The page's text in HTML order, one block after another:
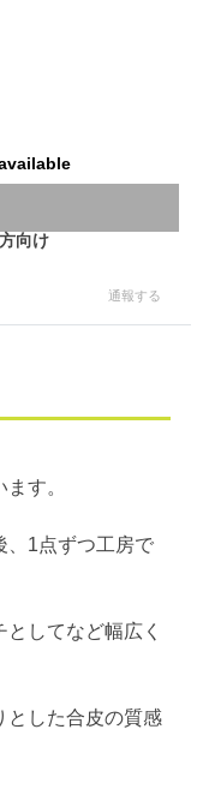
向け
通報する
す。
、1点ずつ工房で
してなど幅広く
とした合皮の質感